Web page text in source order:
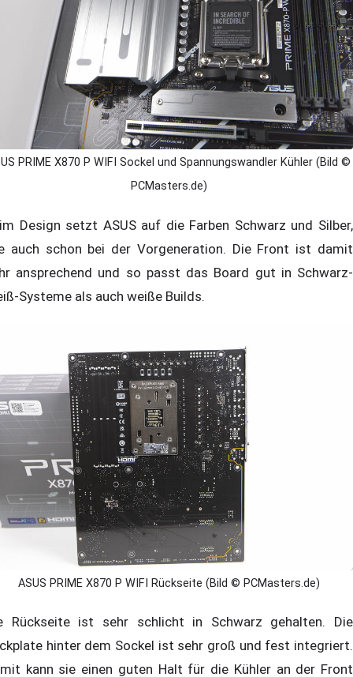
PRIME X870 P WIFI Sockel und Spannungswandler Kühler (Bild ©
PCMasters.de)
Design setzt ASUS auf die Farben Schwarz und Silber,
auch schon bei der Vorgeneration. Die Front ist damit
ansprechend und so passt das Board gut in Schwarz-
Systeme als auch weiße Builds.
ASUS PRIME X870 P WIFI Rückseite (Bild © PCMasters.de)
Rückseite ist sehr schlicht in Schwarz gehalten. Die
hinter dem Sockel ist sehr groß und fest integriert.
kann sie einen guten Halt für die Kühler an der Front